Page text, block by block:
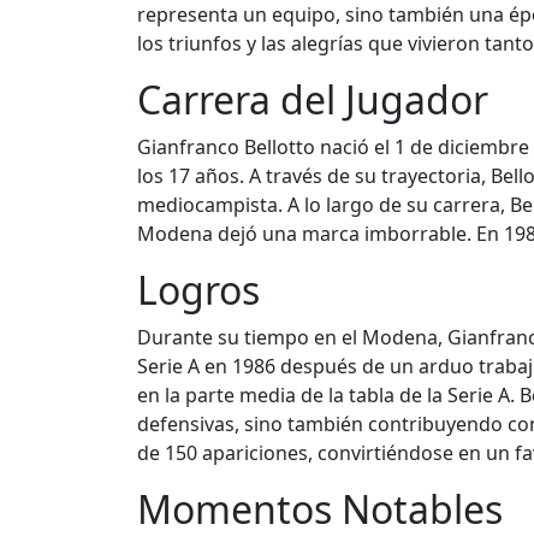
representa un equipo, sino también una
los triunfos y las alegrías que vivieron
Carrera del Jugador
Gianfranco Bellotto nació el 1 de
los 17 años. A través de su trayectoria,
mediocampista. A lo largo de su carrera,
Modena dejó una marca imborrable. En
Logros
Durante su tiempo en el Modena,
Serie A en 1986 después de un arduo
en la parte media de la tabla de la Serie
defensivas, sino también contribuyendo
de 150 apariciones, convirtiéndose en un
Momentos Notables